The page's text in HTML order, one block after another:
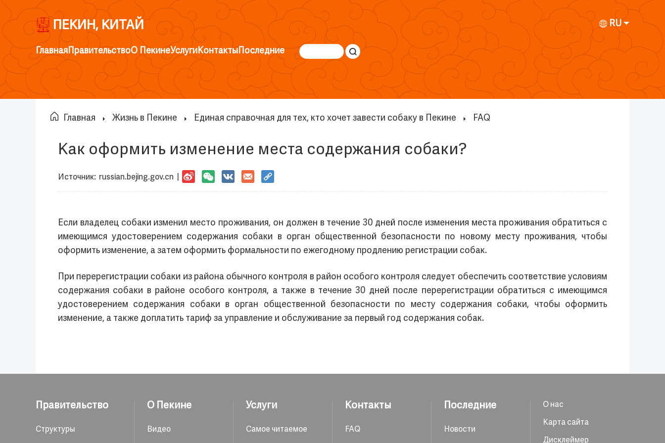
ПЕКИН, КИТАЙ RU
ГлавнаяПравительствоО ПекинеУслугиКонтактыПоследние
Главная Жизнь в Пекине Единая справочная для тех, кто хочет завести собаку в Пекине FAQ
Как оформить изменение места содержания собаки?
Источник: russian.bejing.gov.cn
Если владелец собаки изменил место проживания, он должен в течение 30 дней после изменения места проживания обратиться с
имеющимся удостоверением содержания собаки в орган общественной безопасности по новому месту проживания, чтобы
оформить изменение, а затем оформить формальности по ежегодному продлению регистрации собак.
При перерегистрации собаки из района обычного контроля в район особого контроля следует обеспечить соответствие условиям
содержания собаки в районе особого контроля, а также в течение 30 дней после перерегистрации обратиться с имеющимся
удостоверением содержания собаки в орган общественной безопасности по месту содержания собаки, чтобы оформить
изменение, а также доплатить тариф за управление и обслуживание за первый год содержания собак.
Правительство
Структуры
О Пекине
Видео
Услуги
Самое читаемое
Контакты
FAQ
Последние
Новости
О нас
Карта сайта
Дисклеймер